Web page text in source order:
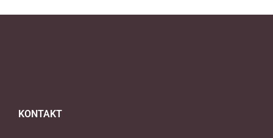
KONTAKT